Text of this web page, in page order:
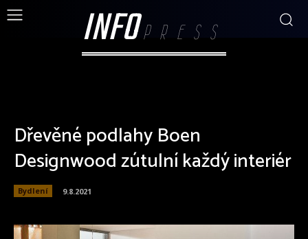
INFO PRESS
Dřevěné podlahy Boen
Designwood zútulní každý interiér
Bydlení 9.8.2021